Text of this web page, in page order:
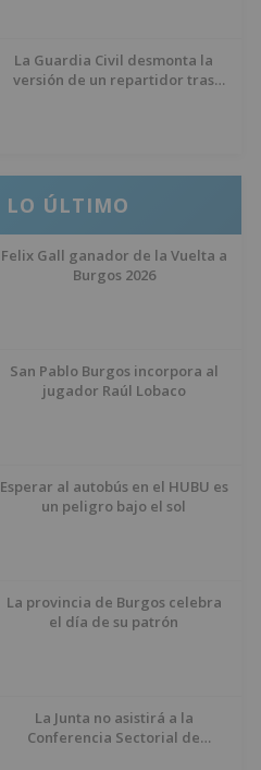
La Guardia Civil desmonta la
versión de un repartidor tras
LO ÚLTIMO
Felix Gall ganador de la Vuelta a
Burgos 2026
San Pablo Burgos incorpora al
jugador Raúl Lobaco
Esperar al autobús en el HUBU es
un peligro bajo el sol
La provincia de Burgos celebra
el día de su patrón
La Junta no asistirá a la
Conferencia Sectorial de